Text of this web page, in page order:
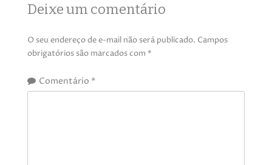
Deixe um comentário
O seu endereço de e-mail não será publicado. Campos
obrigatórios são marcados com *
Comentário *